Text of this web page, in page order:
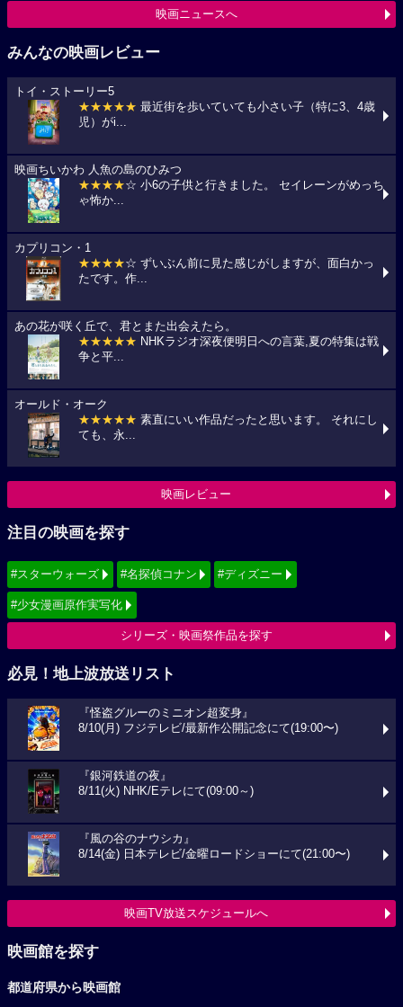
映画ニュースへ
みんなの映画レビュー
トイ・ストーリー5
★★★★★ 最近街を歩いていても小さい子（特に3、4歳
児）がi...
映画ちいかわ 人魚の島のひみつ
★★★★☆ 小6の子供と行きました。 セイレーンがめっち
ゃ怖か...
カプリコン・1
★★★★☆ ずいぶん前に見た感じがしますが、面白かっ
たです。作...
あの花が咲く丘で、君とまた出会えたら。
★★★★★ NHKラジオ深夜便明日への言葉,夏の特集は戦
争と平...
オールド・オーク
★★★★★ 素直にいい作品だったと思います。 それにし
ても、永...
映画レビュー
注目の映画を探す
#スターウォーズ #名探偵コナン #ディズニー
#少女漫画原作実写化
シリーズ・映画祭作品を探す
必見！地上波放送リスト
『怪盗グルーのミニオン超変身』
8/10(月) フジテレビ/最新作公開記念にて(19:00〜)
『銀河鉄道の夜』
8/11(火) NHK/Eテレにて(09:00～)
『風の谷のナウシカ』
8/14(金) 日本テレビ/金曜ロードショーにて(21:00〜)
映画TV放送スケジュールへ
映画館を探す
都道府県から映画館